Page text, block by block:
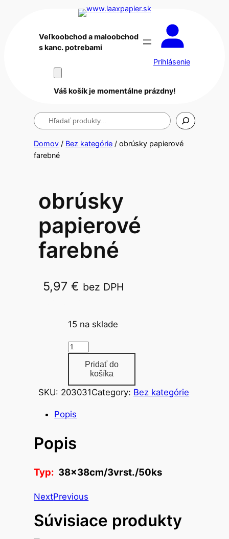
Veľkoobchod a maloobchod
s kanc. potrebami
Prihlásenie
Váš košík je momentálne prázdny!
Hľadanie
Domov / Bez kategórie / obrúsky papierové
farebné
obrúsky
papierové
farebné
5,97€ bez DPH
15 na sklade
m
ž
s
t
o
o
r
ú
k
Pridať do
košíka
SKU: 203031Category: Bez kategórie
Popis
Popis
Typ: 38x38cm/3vrst./50ks
NextPrevious
Súvisiace produkty